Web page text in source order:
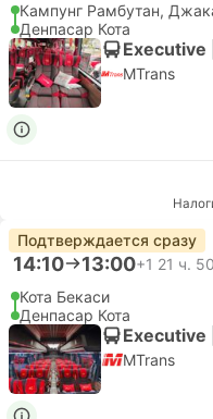
Кампунг Рамбутан,
Денпасар Кота
Executive
MTrans
Подтверждается сразу
14:10 13:00+1 21 ч.
Кота Бекаси
Денпасар Кота
Executive
MTrans